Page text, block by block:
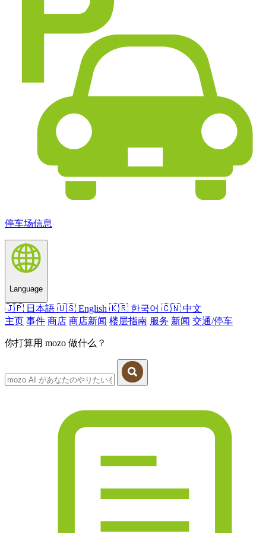
停车场信息
Language
🇯🇵 日本語 🇺🇸 English 🇰🇷 한국어 🇨🇳 中文
主页 事件 商店 商店新闻 楼层指南 服务 新闻 交通/停车
你打算用 mozo 做什么？